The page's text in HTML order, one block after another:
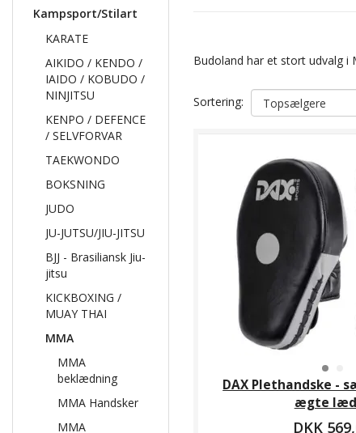
Kampsport/Stilart
KARATE
AIKIDO / KENDO /
IAIDO / KOBUDO /
NINJITSU
KENPO / DEFENCE
/ SELVFORVAR
TAEKWONDO
BOKSNING
JUDO
JU-JUTSU/JIU-JITSU
BJJ - Brasiliansk Jiu-
jitsu
KICKBOXING /
MUAY THAI
MMA
MMA
beklædning
MMA Handsker
MMA
Budoland har et stort udvalg i
Sortering:
DAX Plethandske -
ægte
DKK